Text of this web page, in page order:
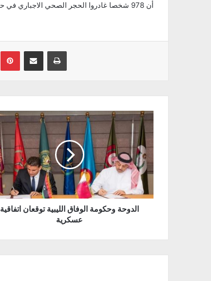
أن 978 شخصا غادروا الحجر الصحي الاجباري في حين مازال 657 شخصا معنيين بالحجر الصحي
Pinterest Partager par email Imprimer
الدوحة وحكومة الوفاق الليبية توقعان اتفاقية
عسكرية